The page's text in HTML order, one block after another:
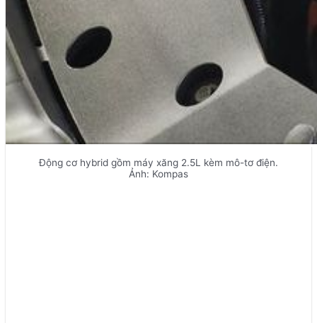
Động cơ hybrid gồm máy xăng 2.5L kèm mô-tơ điện.
Ảnh: Kompas